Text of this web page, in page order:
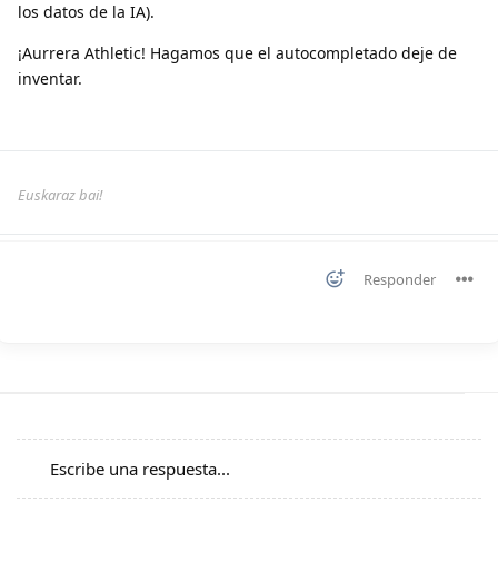
los datos de la IA).
¡Aurrera Athletic! Hagamos que el autocompletado deje de
inventar.
Euskaraz bai!
Responder
Escribe una respuesta...